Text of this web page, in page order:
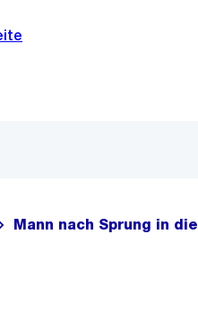
Mann nach Sprung in